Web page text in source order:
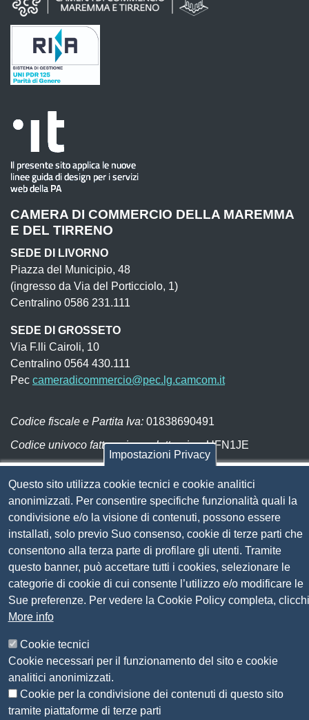
CAMERA DI COMMERCIO DELLA MAREMMA
E DEL TIRRENO
SEDE DI LIVORNO
Piazza del Municipio, 48
(ingresso da Via del Porticciolo, 1)
Centralino 0586 231.111
SEDE DI GROSSETO
Via F.lli Cairoli, 10
Centralino 0564 430.111
Pec cameradicommercio@pec.lg.camcom.it
Codice fiscale e Partita Iva: 01838690491
Codice univoco fatturazione elettronica:UFN1JE
Pagare con PagoPA
Seguici su
Sito web
Amministrazione trasparente
Mappa del sito
Privacy
Social Media Policy
Dichiarazione di accessibilità
Siti tematici: Maremma e Tirreno Itinerari
© 2026 CAMERA DI COMMERCIO DELLA
MAREMMA E DEL TIRRENO
Impostazioni Privacy
Questo sito utilizza cookie tecnici e cookie analitici
anonimizzati. Per consentire specifiche funzionalità quali la
condivisione e/o la visione di contenuti, possono essere
installati, solo previo Suo consenso, cookie di terze parti che
consentono alla terza parte di profilare gli utenti. Tramite
questo banner, può accettare tutti i cookies, selezionare le
categorie di cookie di cui consente l’utilizzo e/o modificare le
Sue preferenze. Per vedere la Cookie Policy completa, clicchi
More info
Cookie tecnici
Cookie necessari per il funzionamento del sito e cookie
analitici anonimizzati.
Cookie per la condivisione dei contenuti di questo sito
tramite piattaforme di terze parti